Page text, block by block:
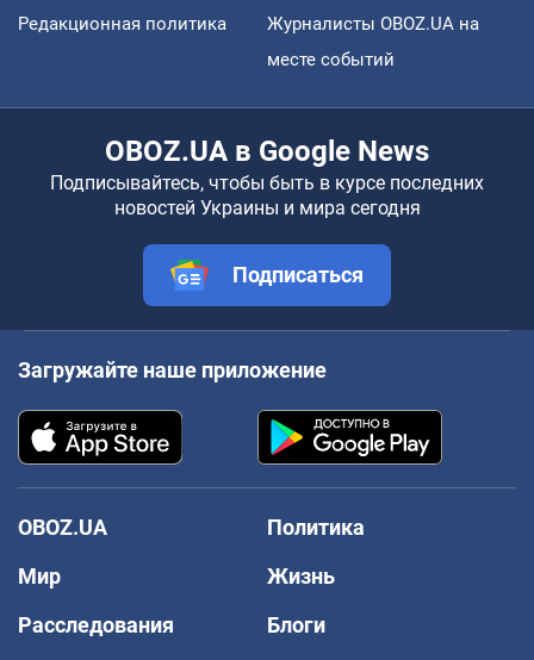
Редакционная политика
Журналисты OBOZ.UA на
месте событий
OBOZ.UA в Google News
Подписывайтесь, чтобы быть в курсе последних
новостей Украины и мира сегодня
Подписаться
Загружайте наше приложение
OBOZ.UA
Политика
Мир
Жизнь
Расследования
Блоги